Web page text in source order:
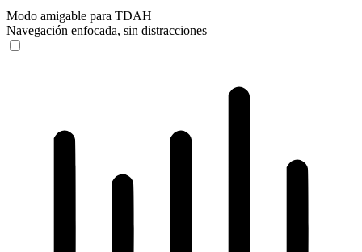
Modo amigable para TDAH
Navegación enfocada, sin distracciones